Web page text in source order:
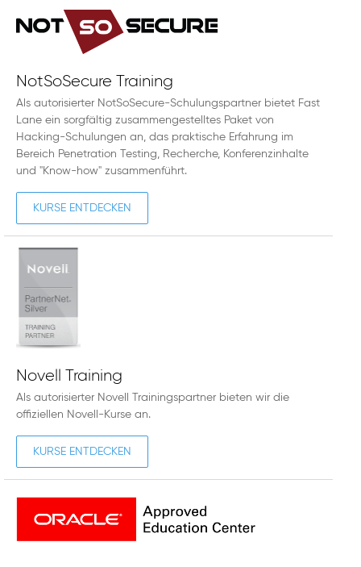
NotSoSecure Training
Als autorisierter NotSoSecure-Schulungspartner bietet Fast
Lane ein sorgfältig zusammengestelltes Paket von
Hacking-Schulungen an, das praktische Erfahrung im
Bereich Penetration Testing, Recherche, Konferenzinhalte
und "Know-how" zusammenführt.
KURSE ENTDECKEN
Novell Training
Als autorisierter Novell Trainingspartner bieten wir die
offiziellen Novell-Kurse an.
KURSE ENTDECKEN